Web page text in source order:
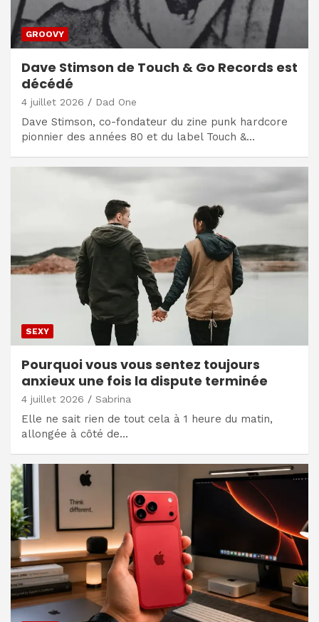
GROOVY
Dave Stimson de Touch & Go Records est
décédé
4 juillet 2026 Dad One
Dave Stimson, co-fondateur du zine punk hardcore
pionnier des années 80 et du label Touch &…
SEXY
Pourquoi vous vous sentez toujours
anxieux une fois la dispute terminée
4 juillet 2026 Sabrina
Elle ne sait rien de tout cela à 1 heure du matin,
allongée à côté de…